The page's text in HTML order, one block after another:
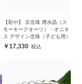
【彩や】 京念珠 煙水晶（ス
モーキークオーツ）・オニキ
ス デザイン念珠（子ども用）
17,330